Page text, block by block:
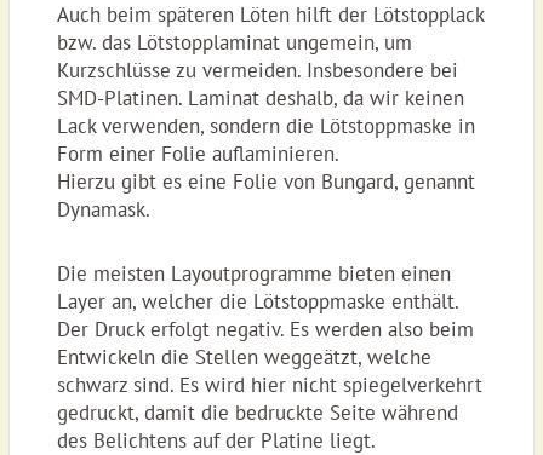
Auch beim späteren Löten hilft der Lötstopplack
bzw. das Lötstopplaminat ungemein, um
Kurzschlüsse zu vermeiden. Insbesondere bei
SMD-Platinen. Laminat deshalb, da wir keinen
Lack verwenden, sondern die Lötstoppmaske in
Form einer Folie auflaminieren.
Hierzu gibt es eine Folie von Bungard, genannt
Dynamask.
Die meisten Layoutprogramme bieten einen
Layer an, welcher die Lötstoppmaske enthält.
Der Druck erfolgt negativ. Es werden also beim
Entwickeln die Stellen weggeätzt, welche
schwarz sind. Es wird hier nicht spiegelverkehrt
gedruckt, damit die bedruckte Seite während
des Belichtens auf der Platine liegt.